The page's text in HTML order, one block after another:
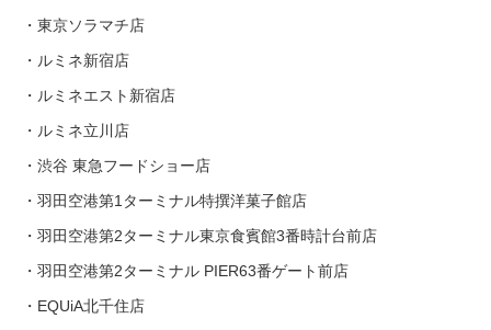
・東京ソラマチ店
・ルミネ新宿店
・ルミネエスト新宿店
・ルミネ立川店
・渋谷 東急フードショー店
・羽田空港第1ターミナル特撰洋菓子館店
・羽田空港第2ターミナル東京食賓館3番時計台前店
・羽田空港第2ターミナル PIER63番ゲート前店
・EQUiA北千住店